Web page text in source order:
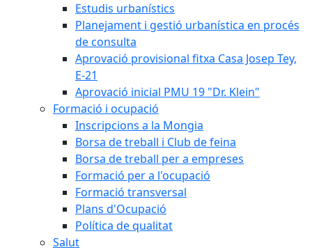
Estudis urbanístics
Planejament i gestió urbanística en procés
de consulta
Aprovació provisional fitxa Casa Josep Tey,
E-21
Aprovació inicial PMU 19 "Dr. Klein"
Formació i ocupació
Inscripcions a la Mongia
Borsa de treball i Club de feina
Borsa de treball per a empreses
Formació per a l'ocupació
Formació transversal
Plans d'Ocupació
Política de qualitat
Salut